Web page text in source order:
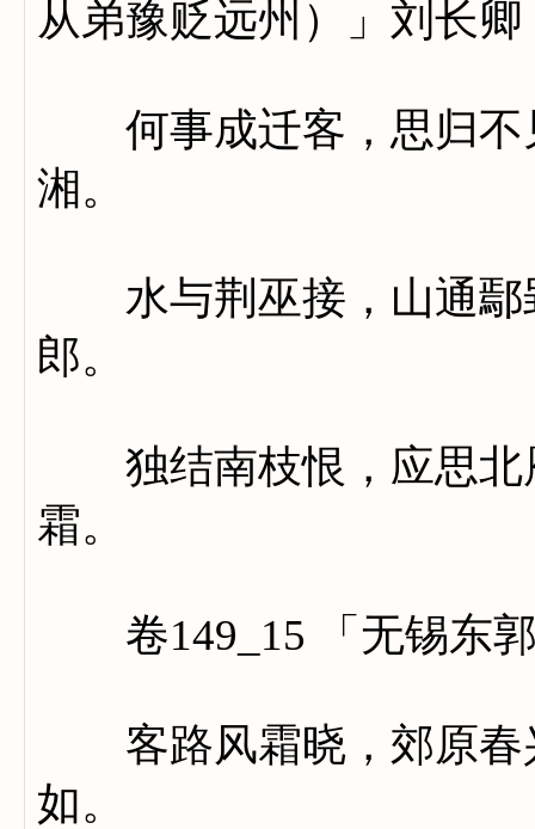
从弟豫贬远州）」刘长卿
何事成迁客，思归不
湘。
水与荆巫接，山通鄢
郎。
独结南枝恨，应思北
霜。
卷149_15 「无锡东郭
客路风霜晓，郊原春
如。